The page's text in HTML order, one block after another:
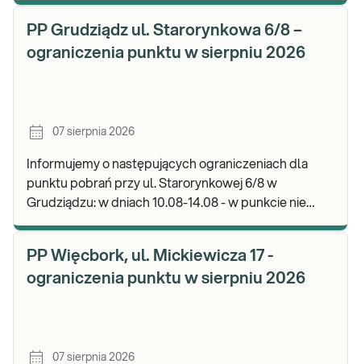
PP Grudziądz ul. Starorynkowa 6/8 –
ograniczenia punktu w sierpniu 2026
07 sierpnia 2026
Informujemy o następujących ograniczeniach dla
punktu pobrań przy ul. Starorynkowej 6/8 w
Grudziądzu: w dniach 10.08-14.08 - w punkcie nie
PP Więcbork, ul. Mickiewicza 17 -
ograniczenia punktu w sierpniu 2026
07 sierpnia 2026